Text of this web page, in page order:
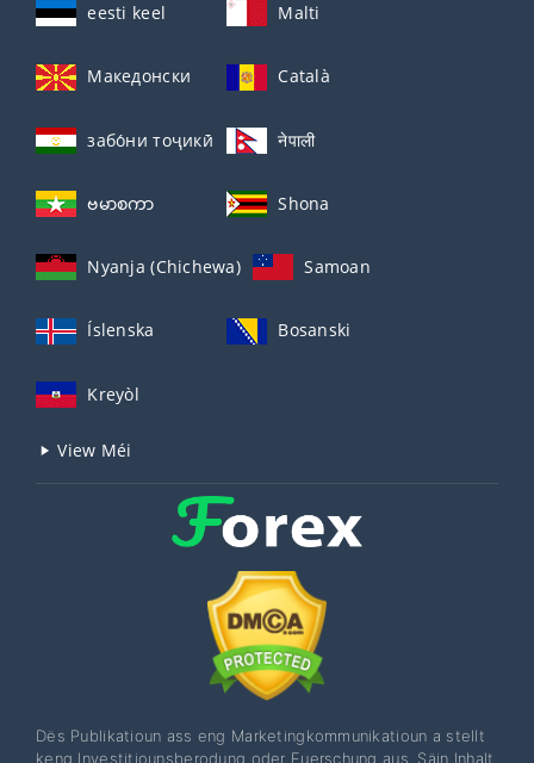
eesti keel Malti
Македонски Català
забо́ни тоҷикӣ́ नेपाली
ဗမာစကာ Shona
Nyanja (Chichewa) Samoan
Íslenska Bosanski
Kreyòl
View Méi
Dës Publikatioun ass eng Marketingkommunikatioun a stellt
keng Investitiounsberodung oder Fuerschung aus. Säin Inhalt